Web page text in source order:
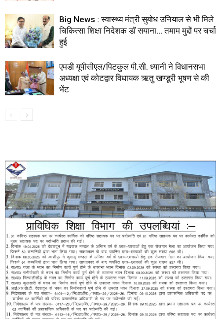
Big News : स्वास्थ्य मंत्री सुबोध उनियाल से भी मिले
चिकित्सा शिक्षा निदेशक डॉ सयाना… तमाम मुद्दों पर चर्चा
हुई
एमडी यूपीसीएल/पिटकुल पी.सी. ध्यानी ने विधानसभा
अध्यक्षा एवं कोटद्वार विधायक ऋतु खण्डूरी भूषण से की
भेंट